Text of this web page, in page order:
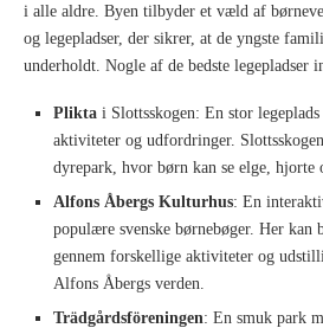
i alle aldre. Byen tilbyder et væld af
og legepladser, der sikrer, at de yngste
underholdt. Nogle af de bedste legepladser
Plikta i Slottsskogen: En stor
aktiviteter og udfordringer.
dyrepark, hvor børn kan se elge, hjorte
Alfons Åbergs Kulturhus: En
populære svenske børnebøger. Her kan
gennem forskellige aktiviteter og
Alfons Åbergs verden.
Trädgårdsföreningen: En smuk park